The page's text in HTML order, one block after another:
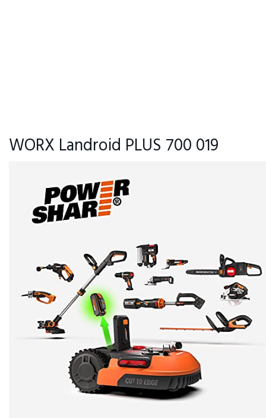
WORX Landroid PLUS 700 019